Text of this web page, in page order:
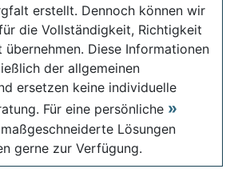
erstellt. Dennoch können wir
die Vollständigkeit, Richtigkeit
Diese Informationen
der allgemeinen
ersetzen keine individuelle
Für eine persönliche
Lösungen
gerne zur Verfügung.